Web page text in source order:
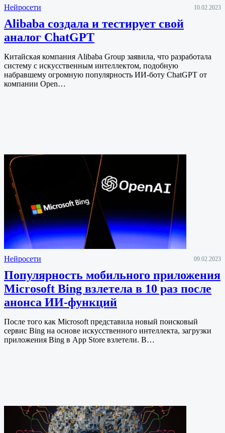
Нейросети 10.02.2023
Alibaba создала и тестирует свой
аналог ChatGPT
Китайская компания Alibaba Group заявила, что разработала
систему с искусственным интеллектом, подобную
набравшему огромную популярность ИИ-боту ChatGPT от
компании Open…
Нейросети 09.02.2023
Популярность мобильного приложения
Microsoft Bing взлетела в 10 раз после
анонса ИИ-функций
После того как Microsoft представила новый поисковый
сервис Bing на основе искусственного интеллекта, загрузки
приложения Bing в App Store взлетели. В…